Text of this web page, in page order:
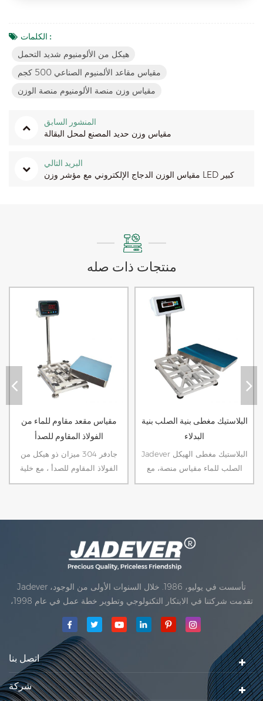
الكلمات :
هيكل من الألومنيوم شديد التحمل
مقياس مقاعد الألمنيوم الصناعي 500 كجم
مقياس وزن منصة الألومنيوم منصة الوزن
المنشور السابق
مقياس وزن حديد المصنع لمحل البقالة
البريد التالي
مقياس الوزن الدجاج الإلكتروني مع مؤشر وزن LED كبير
منتجات ذات صله
مقياس مقعد مقاوم للماء من
الفولاذ المقاوم للصدأ
جادفر 304 ميزان ذو هيكل من
الفولاذ المقاوم للصدأ ، مع خلية
تحميل محكمة الغلق ، مثالي لتصنيع
البلاستيك مغطى بنية الصلب بنية
البدلاء
Jadever البلاستيك مغطى الهيكل
الصلب للماء مقياس منصة، مع
مختومة PCB وحمل الخلية، مثالية
Jadever تأسست في يوليو، 1986. خلال السنوات الأولى من الوجود،
تقدمت شركتنا في الابتكار التكنولوجي وتطوير خطة عمل في عام 1998،
حققت شركتنا هدف الجودة الرئيسية، متى تلقت أول منتجاتنا موافقة من
مقياس المحدودةكان تأسيس تقع من
اتصل بنا
شركة